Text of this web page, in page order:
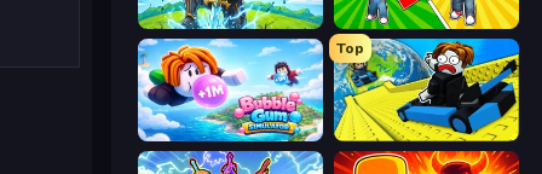
Obby: Pull a Sword Obby: Gym Simulator, Escape
Bubble Gum Simulator
Top
Cart Ride Danger Mount